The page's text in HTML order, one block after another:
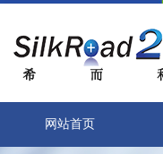
网站首页